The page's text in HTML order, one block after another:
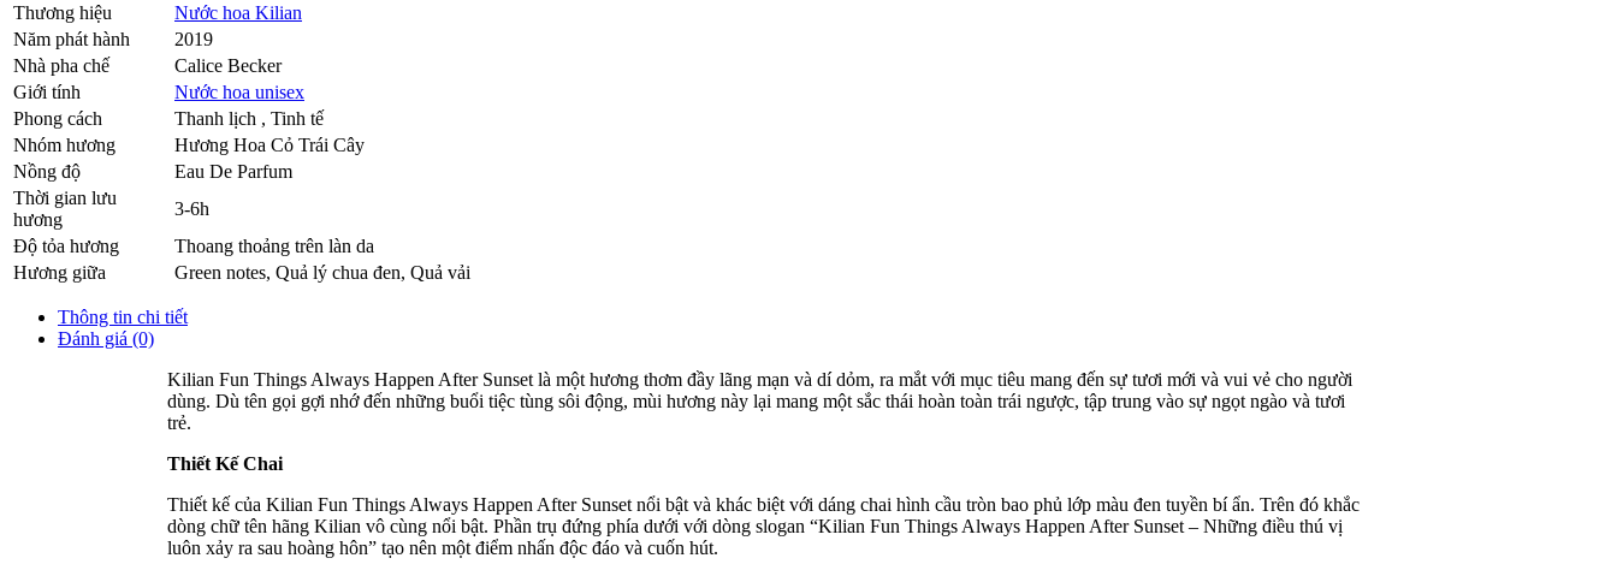
Thương hiệu
Nước hoa Kilian
Năm phát hành
2019
Nhà pha chế
Calice Becker
Giới tính
Nước hoa unisex
Phong cách
Thanh lịch , Tinh tế
Nhóm hương
Hương Hoa Cỏ Trái Cây
Nồng độ
Eau De Parfum
Thời gian lưu
hương
3-6h
Độ tỏa hương
Thoang thoảng trên làn da
Hương giữa
Green notes, Quả lý chua đen, Quả vải
Thông tin chi tiết
Đánh giá (0)
Kilian Fun Things Always Happen After Sunset là một hương thơm đầy lãng mạn và dí dỏm, ra mắt với mục tiêu mang đến sự tươi mới và vui vẻ cho người
dùng. Dù tên gọi gợi nhớ đến những buổi tiệc tùng sôi động, mùi hương này lại mang một sắc thái hoàn toàn trái ngược, tập trung vào sự ngọt ngào và tươi
trẻ.
Thiết Kế Chai
Thiết kế của Kilian Fun Things Always Happen After Sunset nổi bật và khác biệt với dáng chai hình cầu tròn bao phủ lớp màu đen tuyền bí ẩn. Trên đó khắc
dòng chữ tên hãng Kilian vô cùng nổi bật. Phần trụ đứng phía dưới với dòng slogan “Kilian Fun Things Always Happen After Sunset – Những điều thú vị
luôn xảy ra sau hoàng hôn” tạo nên một điểm nhấn độc đáo và cuốn hút.